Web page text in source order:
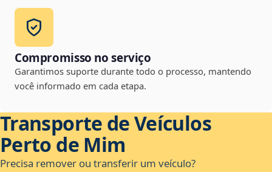
Compromisso no serviço
Garantimos suporte durante todo o processo, mantendo
você informado em cada etapa.
Transporte de Veículos
Perto de Mim
Precisa remover ou transferir um veículo?